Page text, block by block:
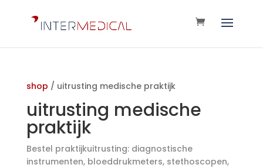
shop / uitrusting medische praktijk
uitrusting medische
praktijk
Bestel praktijkuitrusting: diagnostische
instrumenten, bloeddrukmeters, stethoscopen,